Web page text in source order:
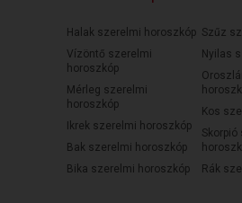
Halak szerelmi horoszkóp
Vízöntő szerelmi
horoszkóp
Mérleg szerelmi
horoszkóp
Ikrek szerelmi horoszkóp
Bak szerelmi horoszkóp
Bika szerelmi horoszkóp
Szűz
Nyilas
Kos
Rák